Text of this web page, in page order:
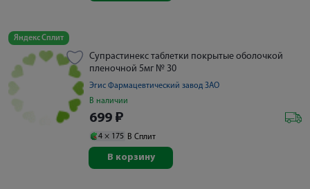
Яндекс Сплит
Супрастинекс таблетки покрытые оболочкой
пленочной 5мг № 30
Эгис Фармацевтический завод ЗАО
В наличии
699 ₽
4 × 175 В Сплит
В корзину